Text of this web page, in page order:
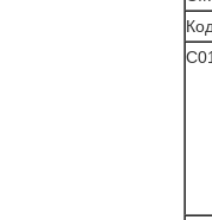
Код
C01